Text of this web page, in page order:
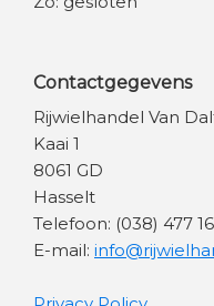
Contactgegevens
Rijwielhandel Van
Kaai 1
8061 GD
Hasselt
Telefoon: (038) 477
E-mail: